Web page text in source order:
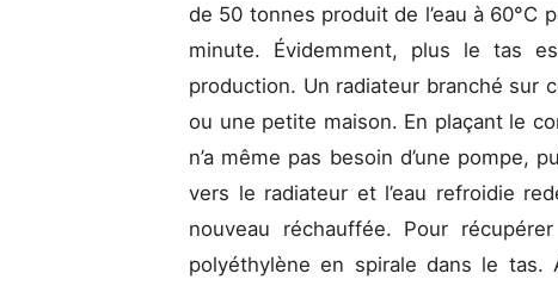
de 50 tonnes produit de l’eau à
minute. Évidemment, plus le tas
production. Un radiateur branché sur
ou une petite maison. En plaçant le
n’a même pas besoin d’une pompe,
vers le radiateur et l’eau refroidie
nouveau réchauffée. Pour
polyéthylène en spirale dans le tas.